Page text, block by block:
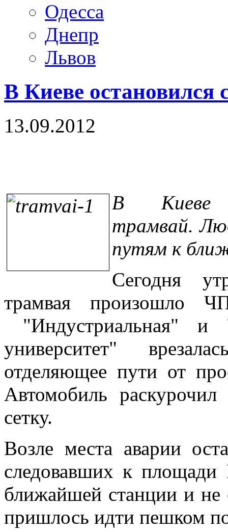
Одесса
Днепр
Львов
В Киеве остановился
13.09.2012
В Киеве
трамвай.
путям к
Сегодня
трамвая произошло
"Индустриальная" и
университет"
отделяющее пути от
Автомобиль
сетку.
Возле места аварии
следовавших к
ближайшей станции и не
пришлось идти пешком